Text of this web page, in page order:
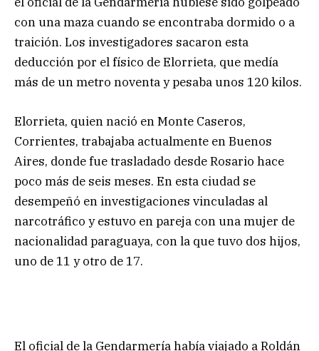
con una maza cuando se encontraba dormido o a
traición. Los investigadores sacaron esta
deducción por el físico de Elorrieta, que medía
más de un metro noventa y pesaba unos 120 kilos.
Elorrieta, quien nació en Monte Caseros,
Corrientes, trabajaba actualmente en Buenos
Aires, donde fue trasladado desde Rosario hace
poco más de seis meses. En esta ciudad se
desempeñó en investigaciones vinculadas al
narcotráfico y estuvo en pareja con una mujer de
nacionalidad paraguaya, con la que tuvo dos hijos,
uno de 11 y otro de 17.
El oficial de la Gendarmería había viajado a Roldán